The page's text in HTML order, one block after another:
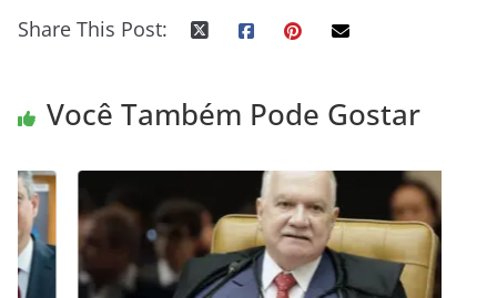
Share This Post:
Você Também Pode Gostar